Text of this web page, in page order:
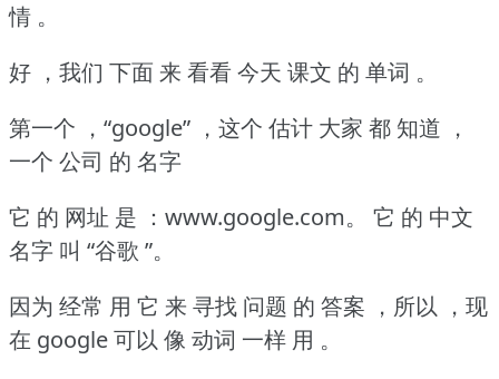
情 。
好 ，我们 下面 来 看看 今天 课文 的 单词 。
第一个 ，“google” ，这个 估计 大家 都 知道 ，
一个 公司 的 名字
它 的 网址 是 ：www.google.com。
它 的 中文
名字 叫 “谷歌 ”。
因为 经常 用 它 来 寻找 问题 的 答案 ，所以 ，现
在 google 可以 像 动词 一样 用 。